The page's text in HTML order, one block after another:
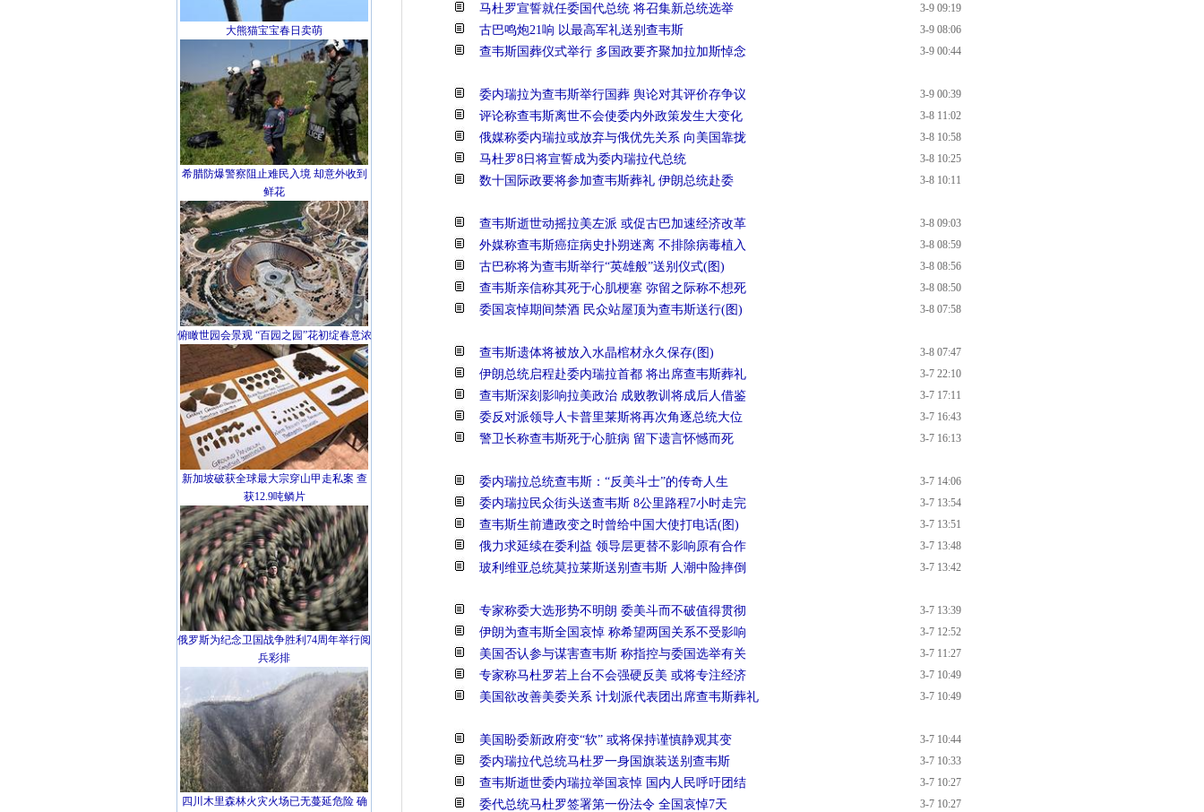
大熊猫宝宝春日卖萌
希腊防爆警察阻止难民入境 却意外收到
鲜花
俯瞰世园会景观 “百园之园”花初绽春意浓
新加坡破获全球最大宗穿山甲走私案 查
获12.9吨鳞片
俄罗斯为纪念卫国战争胜利74周年举行阅
兵彩排
四川木里森林火灾火场已无蔓延危险 确
马杜罗宣誓就任委国代总统 将召集新总统选举
古巴鸣炮21响 以最高军礼送别查韦斯
查韦斯国葬仪式举行 多国政要齐聚加拉加斯悼念
委内瑞拉为查韦斯举行国葬 舆论对其评价存争议
评论称查韦斯离世不会使委内外政策发生大变化
俄媒称委内瑞拉或放弃与俄优先关系 向美国靠拢
马杜罗8日将宣誓成为委内瑞拉代总统
数十国际政要将参加查韦斯葬礼 伊朗总统赴委
查韦斯逝世动摇拉美左派 或促古巴加速经济改革
外媒称查韦斯癌症病史扑朔迷离 不排除病毒植入
古巴称将为查韦斯举行“英雄般”送别仪式(图)
查韦斯亲信称其死于心肌梗塞 弥留之际称不想死
委国哀悼期间禁酒 民众站屋顶为查韦斯送行(图)
查韦斯遗体将被放入水晶棺材永久保存(图)
伊朗总统启程赴委内瑞拉首都 将出席查韦斯葬礼
查韦斯深刻影响拉美政治 成败教训将成后人借鉴
委反对派领导人卡普里莱斯将再次角逐总统大位
警卫长称查韦斯死于心脏病 留下遗言怀憾而死
委内瑞拉总统查韦斯：“反美斗士”的传奇人生
委内瑞拉民众街头送查韦斯 8公里路程7小时走完
查韦斯生前遭政变之时曾给中国大使打电话(图)
俄力求延续在委利益 领导层更替不影响原有合作
玻利维亚总统莫拉莱斯送别查韦斯 人潮中险摔倒
专家称委大选形势不明朗 委美斗而不破值得贯彻
伊朗为查韦斯全国哀悼 称希望两国关系不受影响
美国否认参与谋害查韦斯 称指控与委国选举有关
专家称马杜罗若上台不会强硬反美 或将专注经济
美国欲改善美委关系 计划派代表团出席查韦斯葬礼
美国盼委新政府变“软” 或将保持谨慎静观其变
委内瑞拉代总统马杜罗一身国旗装送别查韦斯
查韦斯逝世委内瑞拉举国哀悼 国内人民呼吁团结
委代总统马杜罗签署第一份法令 全国哀悼7天
3-9 09:19
3-9 08:06
3-9 00:44
3-9 00:39
3-8 11:02
3-8 10:58
3-8 10:25
3-8 10:11
3-8 09:03
3-8 08:59
3-8 08:56
3-8 08:50
3-8 07:58
3-8 07:47
3-7 22:10
3-7 17:11
3-7 16:43
3-7 16:13
3-7 14:06
3-7 13:54
3-7 13:51
3-7 13:48
3-7 13:42
3-7 13:39
3-7 12:52
3-7 11:27
3-7 10:49
3-7 10:49
3-7 10:44
3-7 10:33
3-7 10:27
3-7 10:27